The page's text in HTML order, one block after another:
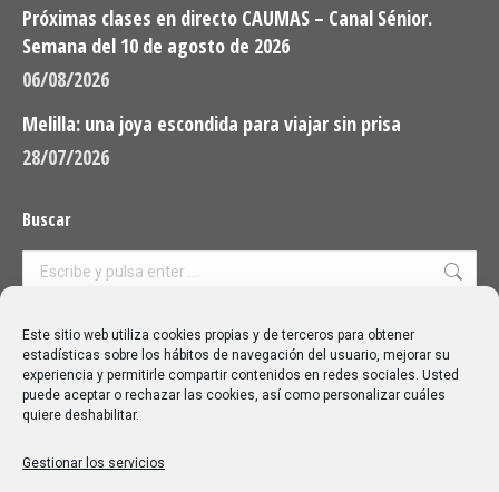
Este sitio web utiliza cookies propias y de terceros para obtener
estadísticas sobre los hábitos de navegación del usuario, mejorar su
experiencia y permitirle compartir contenidos en redes sociales. Usted
puede aceptar o rechazar las cookies, así como personalizar cuáles
quiere deshabilitar.
Gestionar los servicios
Próximas clases en directo CAUMAS – Canal Sénior.
Semana del 10 de agosto de 2026
06/08/2026
Melilla: una joya escondida para viajar sin prisa
28/07/2026
Buscar
Buscar:
Aviso Legal|Política de privacidad|Política de cookies